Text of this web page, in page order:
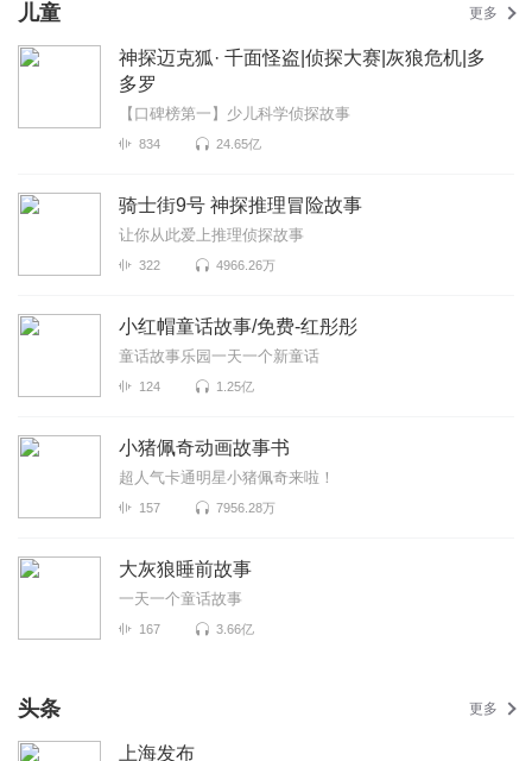
儿童 更多
神探迈克狐· 千面怪盗|侦探大赛|灰狼危机|多
多罗
【口碑榜第一】少儿科学侦探故事
834 24.65亿
骑士街9号 神探推理冒险故事
让你从此爱上推理侦探故事
322 4966.26万
小红帽童话故事/免费-红彤彤
童话故事乐园一天一个新童话
124 1.25亿
小猪佩奇动画故事书
超人气卡通明星小猪佩奇来啦！
157 7956.28万
大灰狼睡前故事
一天一个童话故事
167 3.66亿
头条 更多
上海发布